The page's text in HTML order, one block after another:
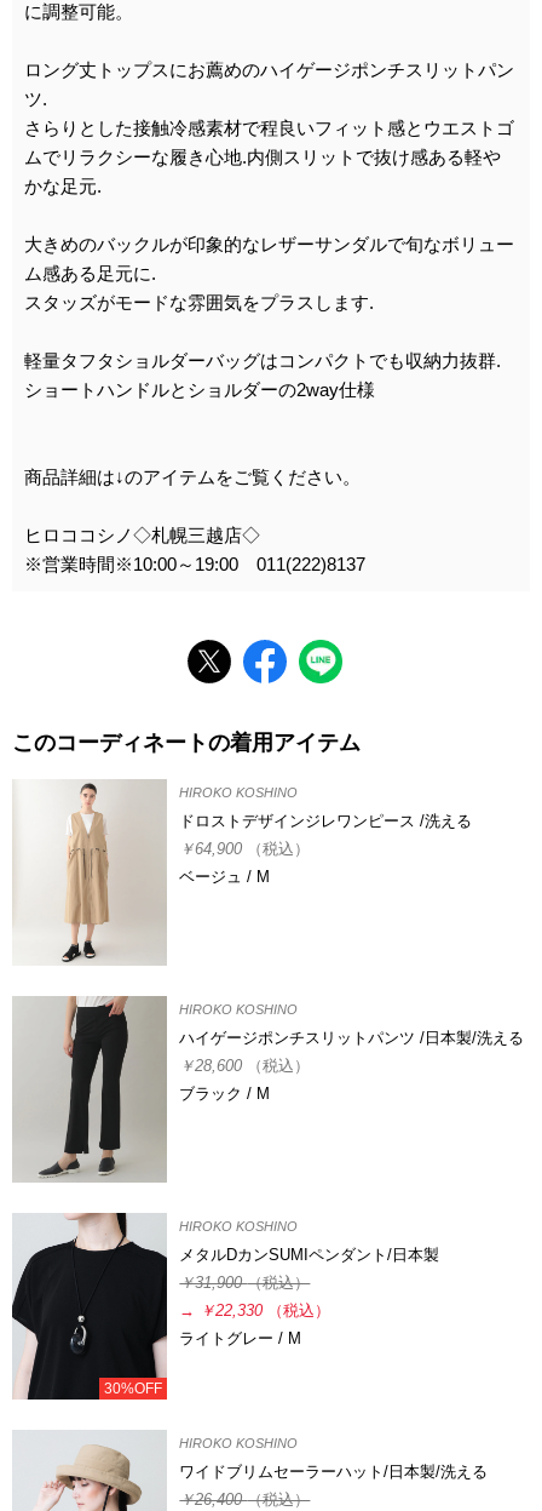
に調整可能。
ロング丈トップスにお薦めのハイゲージポンチスリットパン
ツ.
さらりとした接触冷感素材で程良いフィット感とウエストゴ
ムでリラクシーな履き心地.内側スリットで抜け感ある軽や
かな足元.
大きめのバックルが印象的なレザーサンダルで旬なボリュー
ム感ある足元に.
スタッズがモードな雰囲気をプラスします.
軽量タフタショルダーバッグはコンパクトでも収納力抜群.
ショートハンドルとショルダーの2way仕様
商品詳細は↓のアイテムをご覧ください。
ヒロココシノ◇札幌三越店◇
※営業時間※10:00～19:00 011(222)8137
このコーディネートの着用アイテム
HIROKO KOSHINO
ドロストデザインジレワンピース /洗える
￥64,900
（税込）
ベージュ / M
HIROKO KOSHINO
ハイゲージポンチスリットパンツ /日本製/洗える
￥28,600
（税込）
ブラック / M
30%OFF
HIROKO KOSHINO
メタルDカンSUMIペンダント/日本製
￥31,900（税込）
→
￥22,330
（税込）
ライトグレー / M
HIROKO KOSHINO
ワイドブリムセーラーハット/日本製/洗える
￥26,400（税込）